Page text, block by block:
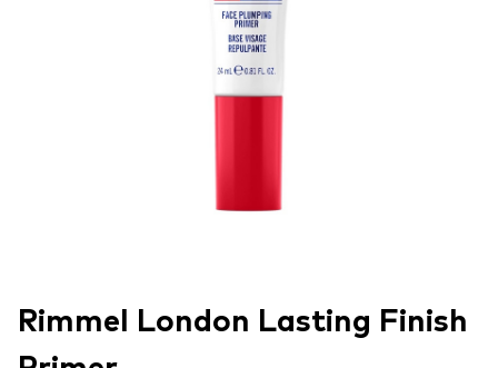
Rimmel London Lasting Finish